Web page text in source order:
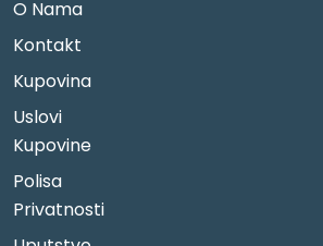
O Nama
Kontakt
Kupovina
Uslovi
Kupovine
Polisa
Privatnosti